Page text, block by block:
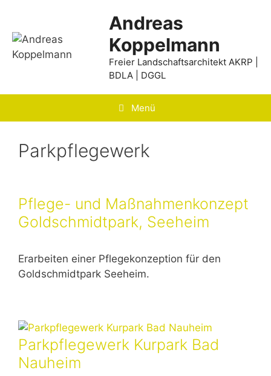
springen
Andreas
Koppelmann
Freier LandschaftsarchitektAKRP
BDLA | DGGL
Menü
Parkpflegewerk
Pflege- und Maßnahmenkonzept
Goldschmidtpark, Seeheim
Erarbeiten einer Pflegekonzeption für den
Goldschmidtpark Seeheim.
Parkpflegewerk Kurpark Bad
Nauheim